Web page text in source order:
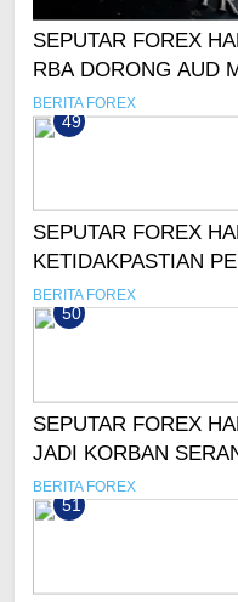
SEPUTAR FOREX
RBA DORONG AUD
BERITA FOREX
49
SEPUTAR FOREX
KETIDAKPASTIAN
CAPAI ATH LAGI!
BERITA FOREX
50
SEPUTAR FOREX
JADI KORBAN
BERITA FOREX
51